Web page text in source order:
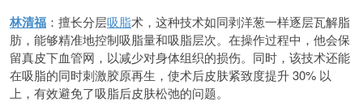
林清福 ：擅长分层吸脂术，这种技术如同剥洋葱一样逐层瓦解脂
肪，能够精准地控制吸脂量和吸脂层次。在操作过程中，他会保
留真皮下血管网，以减少对身体组织的损伤。同时，该技术还能
在吸脂的同时刺激胶原再生，使术后皮肤紧致度提升 30% 以
上，有效避免了吸脂后皮肤松弛的问题。